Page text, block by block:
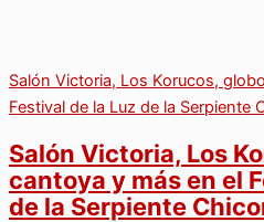
Salón Victoria, Los Korucos,
Festival de la Luz de la Serpiente
Salón Victoria, Los
cantoya y más en el
de la Serpiente